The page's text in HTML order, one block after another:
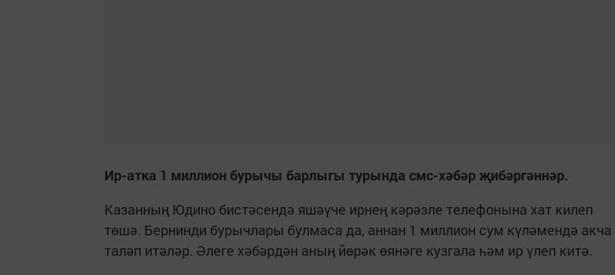
Ир-атка 1 миллион бурычы барлыгы турында смс-хәбәр җибәргәннәр.
Казанның Юдино бистәсендә яшәүче ирнең кәрәзле телефонына хат килеп
төшә. Бернинди бурычлары булмаса да, аннан 1 миллион сум күләмендә акча
таләп итәләр. Әлеге хәбәрдән аның йөрәк өянәге кузгала һәм ир үлеп китә.